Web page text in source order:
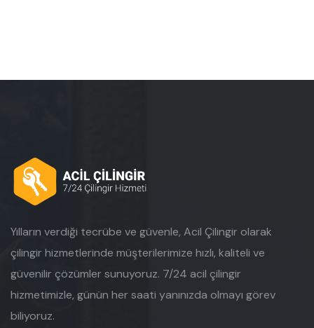
Yılların verdiği tecrübe ve güvenle, Acil Çilingir olarak
çilingir hizmetlerinde müşterilerimize hızlı, kaliteli ve
güvenilir çözümler sunuyoruz. 7/24 acil çilingir
hizmetimizle, günün her saati yanınızda olmayı görev
biliyoruz.